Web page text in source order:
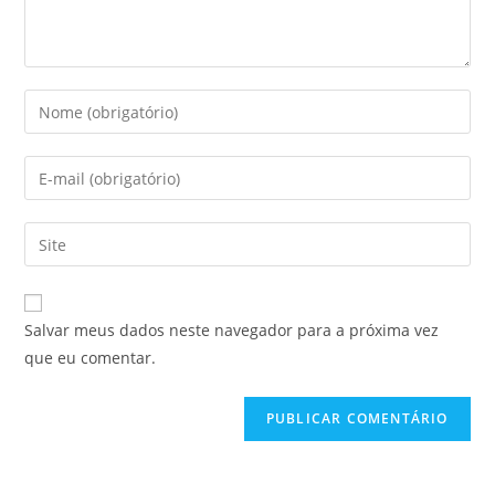
Salvar meus dados neste navegador para a próxima vez
que eu comentar.